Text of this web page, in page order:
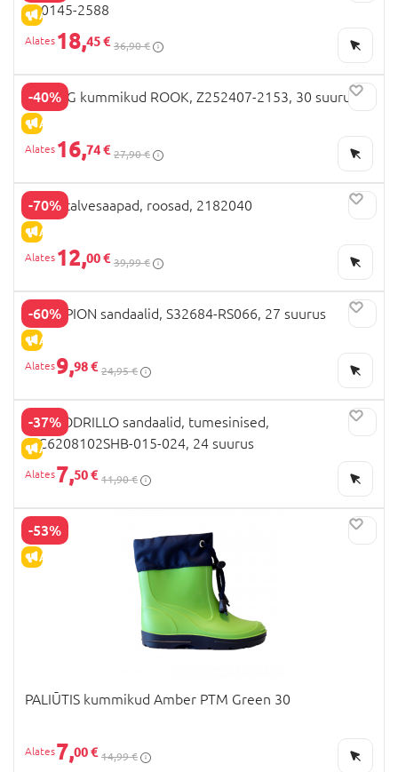
ALLAHINDLUS
320145-2588
18,45 € 36,90 €
-40%
ALLAHINDLUS
ZIG ZAG kummikud ROOK, Z252407-2153, 30 suurus
16,74 € 27,90 €
-70%
ALLAHINDLUS
BEPPI talvesaapad, roosad, 2182040
12,00 € 39,99 €
-60%
ALLAHINDLUS
CHAMPION sandaalid, S32684-RS066, 27 suurus
9,98 € 24,95 €
-37%
ALLAHINDLUS
COCCODRILLO sandaalid, tumesinised,
WC6208102SHB-015-024, 24 suurus
7,50 € 11,90 €
-53%
ALLAHINDLUS
PALIŪTIS kummikud Amber PTM Green 30
7,00 € 14,99 €